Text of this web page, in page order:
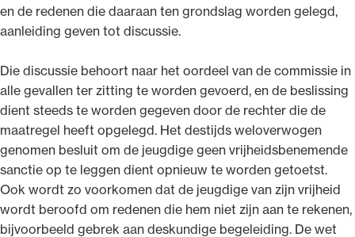
en de redenen die daaraan ten grondslag worden gelegd,
aanleiding geven tot discussie.
Die discussie behoort naar het oordeel van de commissie in
alle gevallen ter zitting te worden gevoerd, en de beslissing
dient steeds te worden gegeven door de rechter die de
maatregel heeft opgelegd. Het destijds weloverwogen
genomen besluit om de jeugdige geen vrijheidsbenemende
sanctie op te leggen dient opnieuw te worden getoetst.
Ook wordt zo voorkomen dat de jeugdige van zijn vrijheid
wordt beroofd om redenen die hem niet zijn aan te rekenen,
bijvoorbeeld gebrek aan deskundige begeleiding. De wet